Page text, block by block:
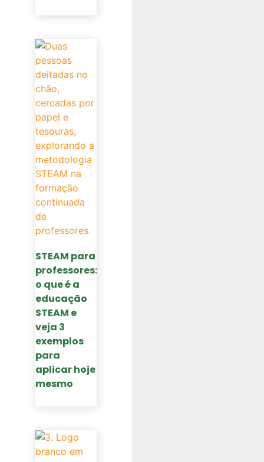
STEAM para
professores:
o que é a
educação
STEAM e
veja 3
exemplos
para
aplicar hoje
mesmo